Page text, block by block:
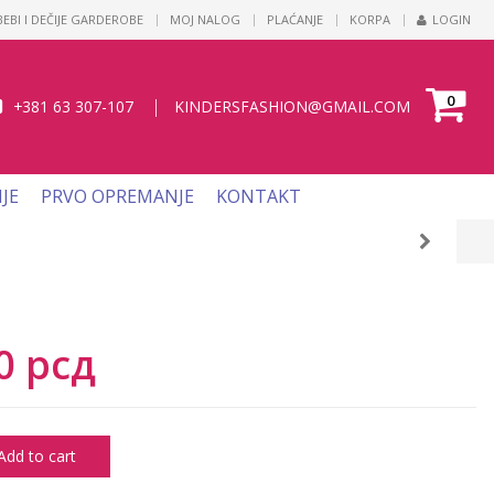
I DEČIJE GARDEROBE | MOJ NALOG PLAĆANJE KORPA LOGIN
+381 63 307-107 | KINDERSFASHION@GMAIL.COM 0
PRVO OPREMANJE KONTAKT
рсд
to cart